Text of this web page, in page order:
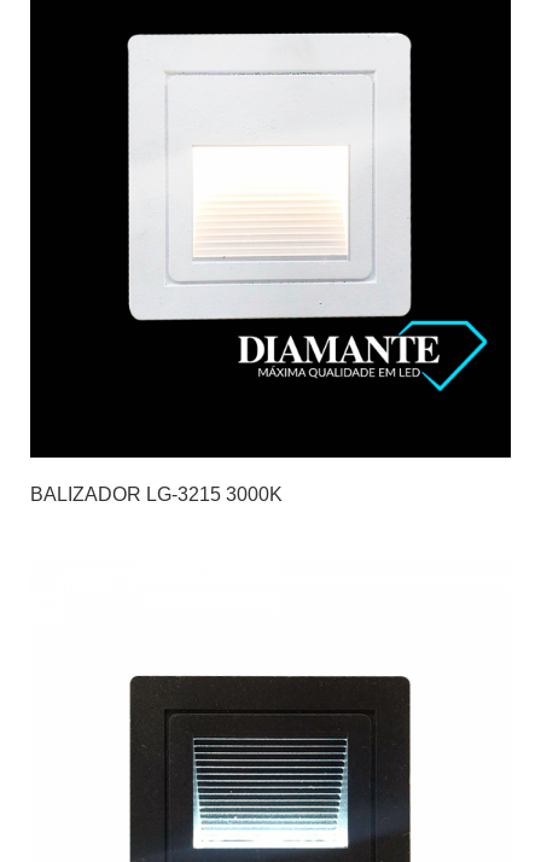
BALIZADOR LG-3215 3000K